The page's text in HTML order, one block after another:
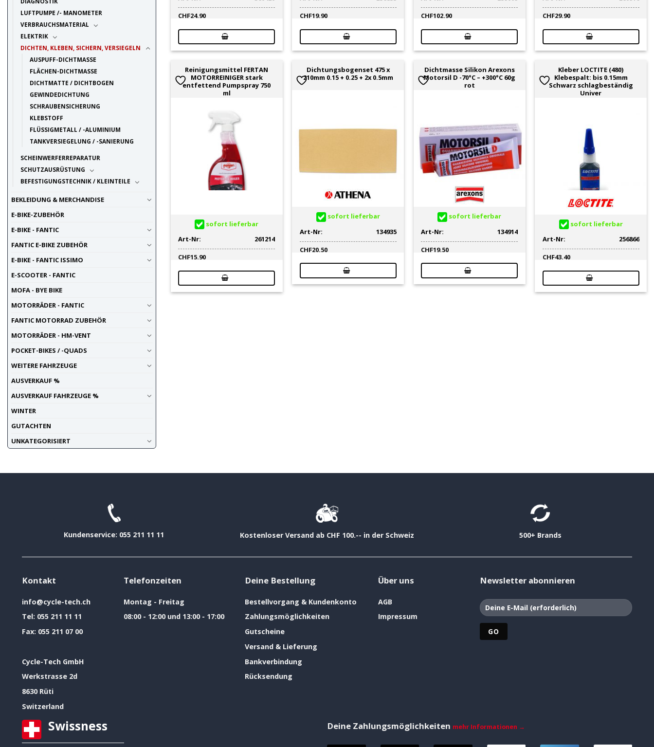
LUFTPUMPE /- MANOMETER
VERBRAUCHSMATERIAL
ELEKTRIK
DICHTEN, KLEBEN, SICHERN, VERSIEGELN
AUSPUFF-DICHTMASSE
FLÄCHEN-DICHTMASSE
DICHTMATTE / DICHTBOGEN
GEWINDEDICHTUNG
SCHRAUBENSICHERUNG
KLEBSTOFF
FLÜSSIGMETALL / -ALUMINIUM
TANKVERSIEGELUNG / -SANIERUNG
SCHEINWERFERREPARATUR
SCHUTZAUSRÜSTUNG
BEFESTIGUNGSTECHNIK / KLEINTEILE
BEKLEIDUNG & MERCHANDISE
E-BIKE-ZUBEHÖR
E-BIKE - FANTIC
FANTIC E-BIKE ZUBEHÖR
E-BIKE - FANTIC ISSIMO
E-SCOOTER - FANTIC
MOFA - BYE BIKE
MOTORRÄDER - FANTIC
FANTIC MOTORRAD ZUBEHÖR
MOTORRÄDER - HM-VENT
POCKET-BIKES / -QUADS
WEITERE FAHRZEUGE
AUSVERKAUF %
AUSVERKAUF FAHRZEUGE %
WINTER
GUTACHTEN
UNKATEGORISIERT
CHF24.90 CHF19.90 CHF102.90 CHF29.90
Reinigungsmittel FERTAN
MOTORREINIGER stark
entfettend Pumpspray 750
ml
sofort lieferbar
Art-Nr:
261214
CHF15.90
Dichtungsbogenset 475 x
210mm 0.15 + 0.25 + 2x 0.5mm
sofort lieferbar
Art-Nr:
134935
CHF20.50
Dichtmasse Silikon Arexons
Motorsil D -70°C – +300°C 60g
rot
sofort lieferbar
Art-Nr:
134914
CHF19.50
Kleber LOCTITE (480)
Klebespalt: bis 0.15mm
Schwarz schlagbeständig
Univer
sofort lieferbar
Art-Nr:
256866
CHF43.40
Kundenservice: 055 211 11 11 Kostenloser Versand ab CHF 100.-- in der Schweiz 500+ Brands
Kontakt
info@cycle-tech.ch
Tel: 055 211 11 11
Fax: 055 211 07 00
Cycle-Tech GmbH
Werkstrasse 2d
8630 Rüti
Switzerland
Telefonzeiten
Montag - Freitag
08:00 - 12:00 und 13:00 - 17:00
Deine Bestellung
Bestellvorgang & Kundenkonto
Zahlungsmöglichkeiten
Gutscheine
Versand & Lieferung
Bankverbindung
Rücksendung
Über uns
AGB
Impressum
Newsletter abonnieren
Swissness Deine Zahlungsmöglichkeiten mehr Informationen →